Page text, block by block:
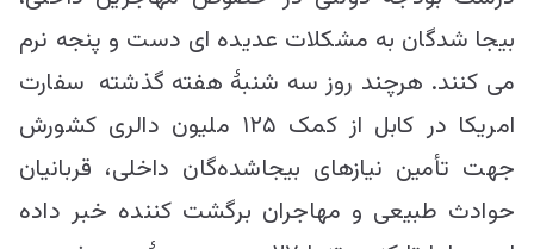
بیجا شدگان به مشکلات عدیده ای دست و پنجه نرم
می کنند. هرچند روز سه شنبۀ هفته گذشته سفارت
امریکا در کابل از کمک ۱۲۵ ملیون دالری کشورش
جهت تأمین نیازهای بیجاشده‌گان داخلی، قربانیان
حوادث طبیعی و مهاجران برگشت کننده خبر داده